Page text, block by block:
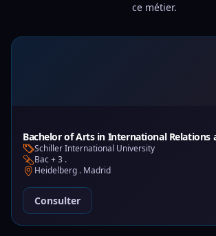
ce métier.
Bachelor of Arts in International Relations
Schiller International University
Bac + 3 .
Heidelberg . Madrid
Consulter